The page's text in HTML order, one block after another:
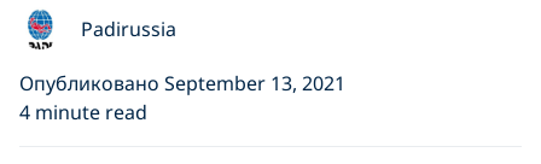
Padirussia
Опубликовано September 13, 2021
4 minute read